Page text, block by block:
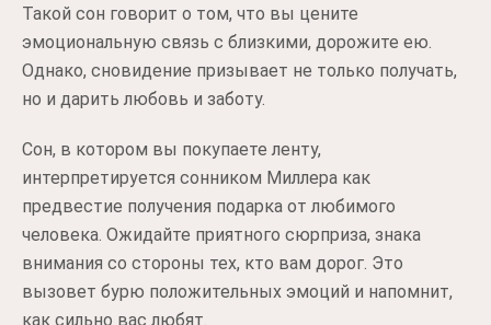
Такой сон говорит о том, что вы цените
эмоциональную связь с близкими, дорожите ею.
Однако, сновидение призывает не только получать,
но и дарить любовь и заботу.
Сон, в котором вы покупаете ленту,
интерпретируется сонником Миллера как
предвестие получения подарка от любимого
человека. Ожидайте приятного сюрприза, знака
внимания со стороны тех, кто вам дорог. Это
вызовет бурю положительных эмоций и напомнит,
как сильно вас любят.